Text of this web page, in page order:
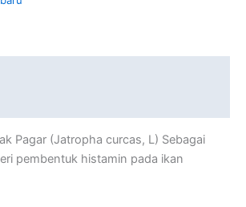
Pagar (Jatropha curcas, L) Sebagai
pembentuk histamin pada ikan